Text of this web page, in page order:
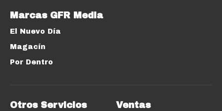
Marcas GFR Media
El Nuevo Día
Magacín
Por Dentro
Otros Servicios Ventas